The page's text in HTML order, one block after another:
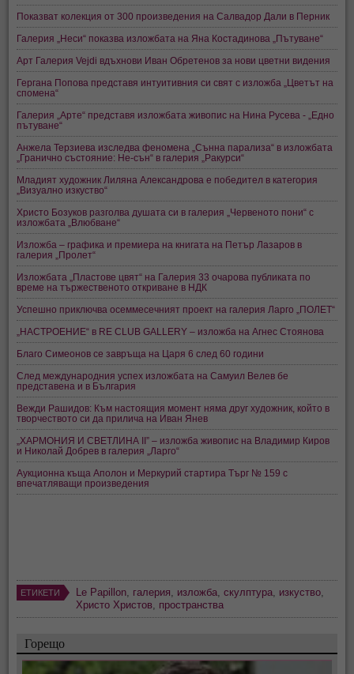
Показват колекция от 300 произведения на Салвадор Дали в Перник
Галерия „Неси“ показва изложбата на Яна Костадинова „Пътуване“
Арт Галерия Vejdi вдъхнови Иван Обретенов за нови цветни видения
Гергана Попова представя интуитивния си свят с изложба „Цветът на
спомена“
Галерия „Арте“ представя изложбата живопис на Нина Русева - „Едно
пътуване“
Анжела Терзиева изследва феномена „Сънна парализа“ в изложбата
„Гранично състояние: Не-сън“ в галерия „Ракурси“
Младият художник Лиляна Александрова е победител в категория
„Визуално изкуство“
Христо Бозуков разголва душата си в галерия „Червеното пони“ с
изложбата „Влюбване“
Изложба – графика и премиера на книгата на Петър Лазаров в
галерия „Пролет“
Изложбата „Пластове цвят“ на Галерия 33 очарова публиката по
време на тържественото откриване в НДК
Успешно приключва осеммесечният проект на галерия Ларго „ПОЛЕТ“
„НАСТРОЕНИЕ“ в RE CLUB GALLERY – изложба на Агнес Стоянова
Благо Симеонов се завръща на Царя 6 след 60 години
След международния успех изложбата на Самуил Велев бе
представена и в България
Вежди Рашидов: Към настоящия момент няма друг художник, който в
творчеството си да прилича на Иван Янев
„ХАРМОНИЯ И СВЕТЛИНА II” – изложба живопис на Владимир Киров
и Николай Добрев в галерия „Ларго“
Аукционна къща Аполон и Меркурий стартира Търг № 159 с
впечатляващи произведения
ЕТИКЕТИ Le Papillon галерия изложба ,скулптура изкуство
Христо Христов
пространства
Горещо